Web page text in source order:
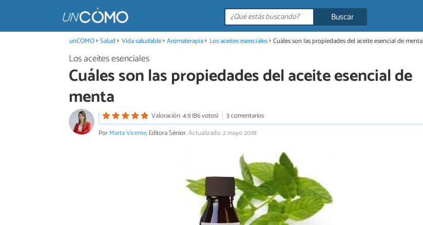
Buscar
unCOMO Salud Vida saludable Aromaterapia Los aceites esenciales Cuáles son las propiedades del aceite esencial de menta
Los aceites esenciales
Cuáles son las propiedades del aceite esencial de
menta
Valoración: 4.9 (86 votos)
3 comentarios
PorMarta Vicente, Editora Sénior.Actualizado: 2 mayo 2018